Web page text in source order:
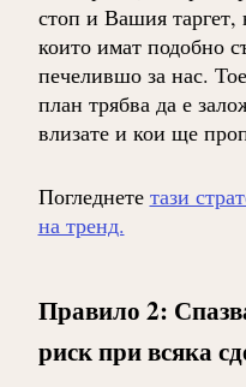
стоп и Вашия таргет,
които имат подобно
печелившо за нас.
план трябва да е
влизате и кои ще
Погледнете тази
на тренд.
Правило 2:
риск при всяка